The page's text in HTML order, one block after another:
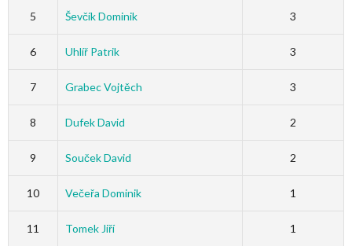
5 Ševčík Dominik 3
6 Uhlíř Patrik 3
7 Grabec Vojtěch 3
8 Dufek David 2
9 Souček David 2
10 Večeřa Dominik 1
11 Tomek Jiří 1